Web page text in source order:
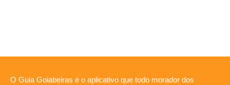
O Guia Goiabeiras é o aplicativo que todo morador dos